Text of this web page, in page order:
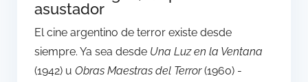
asustador
El cine argentino de terror existe desde
siempre. Ya sea desde Una Luz en la Ventana
(1942) u Obras Maestras del Terror(1960) -